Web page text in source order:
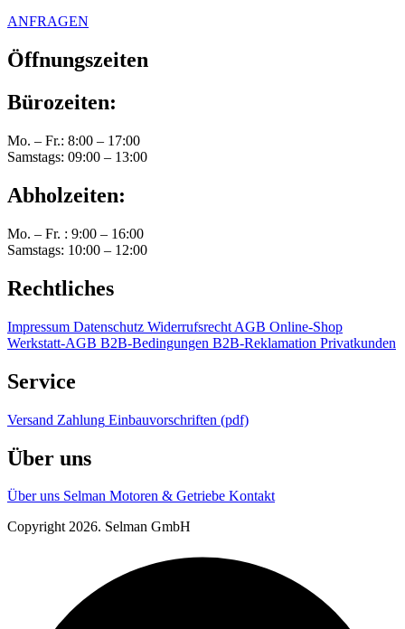
ANFRAGEN
Öffnungszeiten
Bürozeiten:
Mo. – Fr.: 8:00 – 17:00
Samstags: 09:00 – 13:00
Abholzeiten:
Mo. – Fr. : 9:00 – 16:00
Samstags: 10:00 – 12:00
Rechtliches
Impressum Datenschutz Widerrufsrecht AGB Online-Shop
Werkstatt-AGB B2B-Bedingungen B2B-Reklamation Privatkunden
Service
Versand Zahlung Einbauvorschriften (pdf)
Über uns
Über uns Selman Motoren & Getriebe Kontakt
Copyright 2026. Selman GmbH